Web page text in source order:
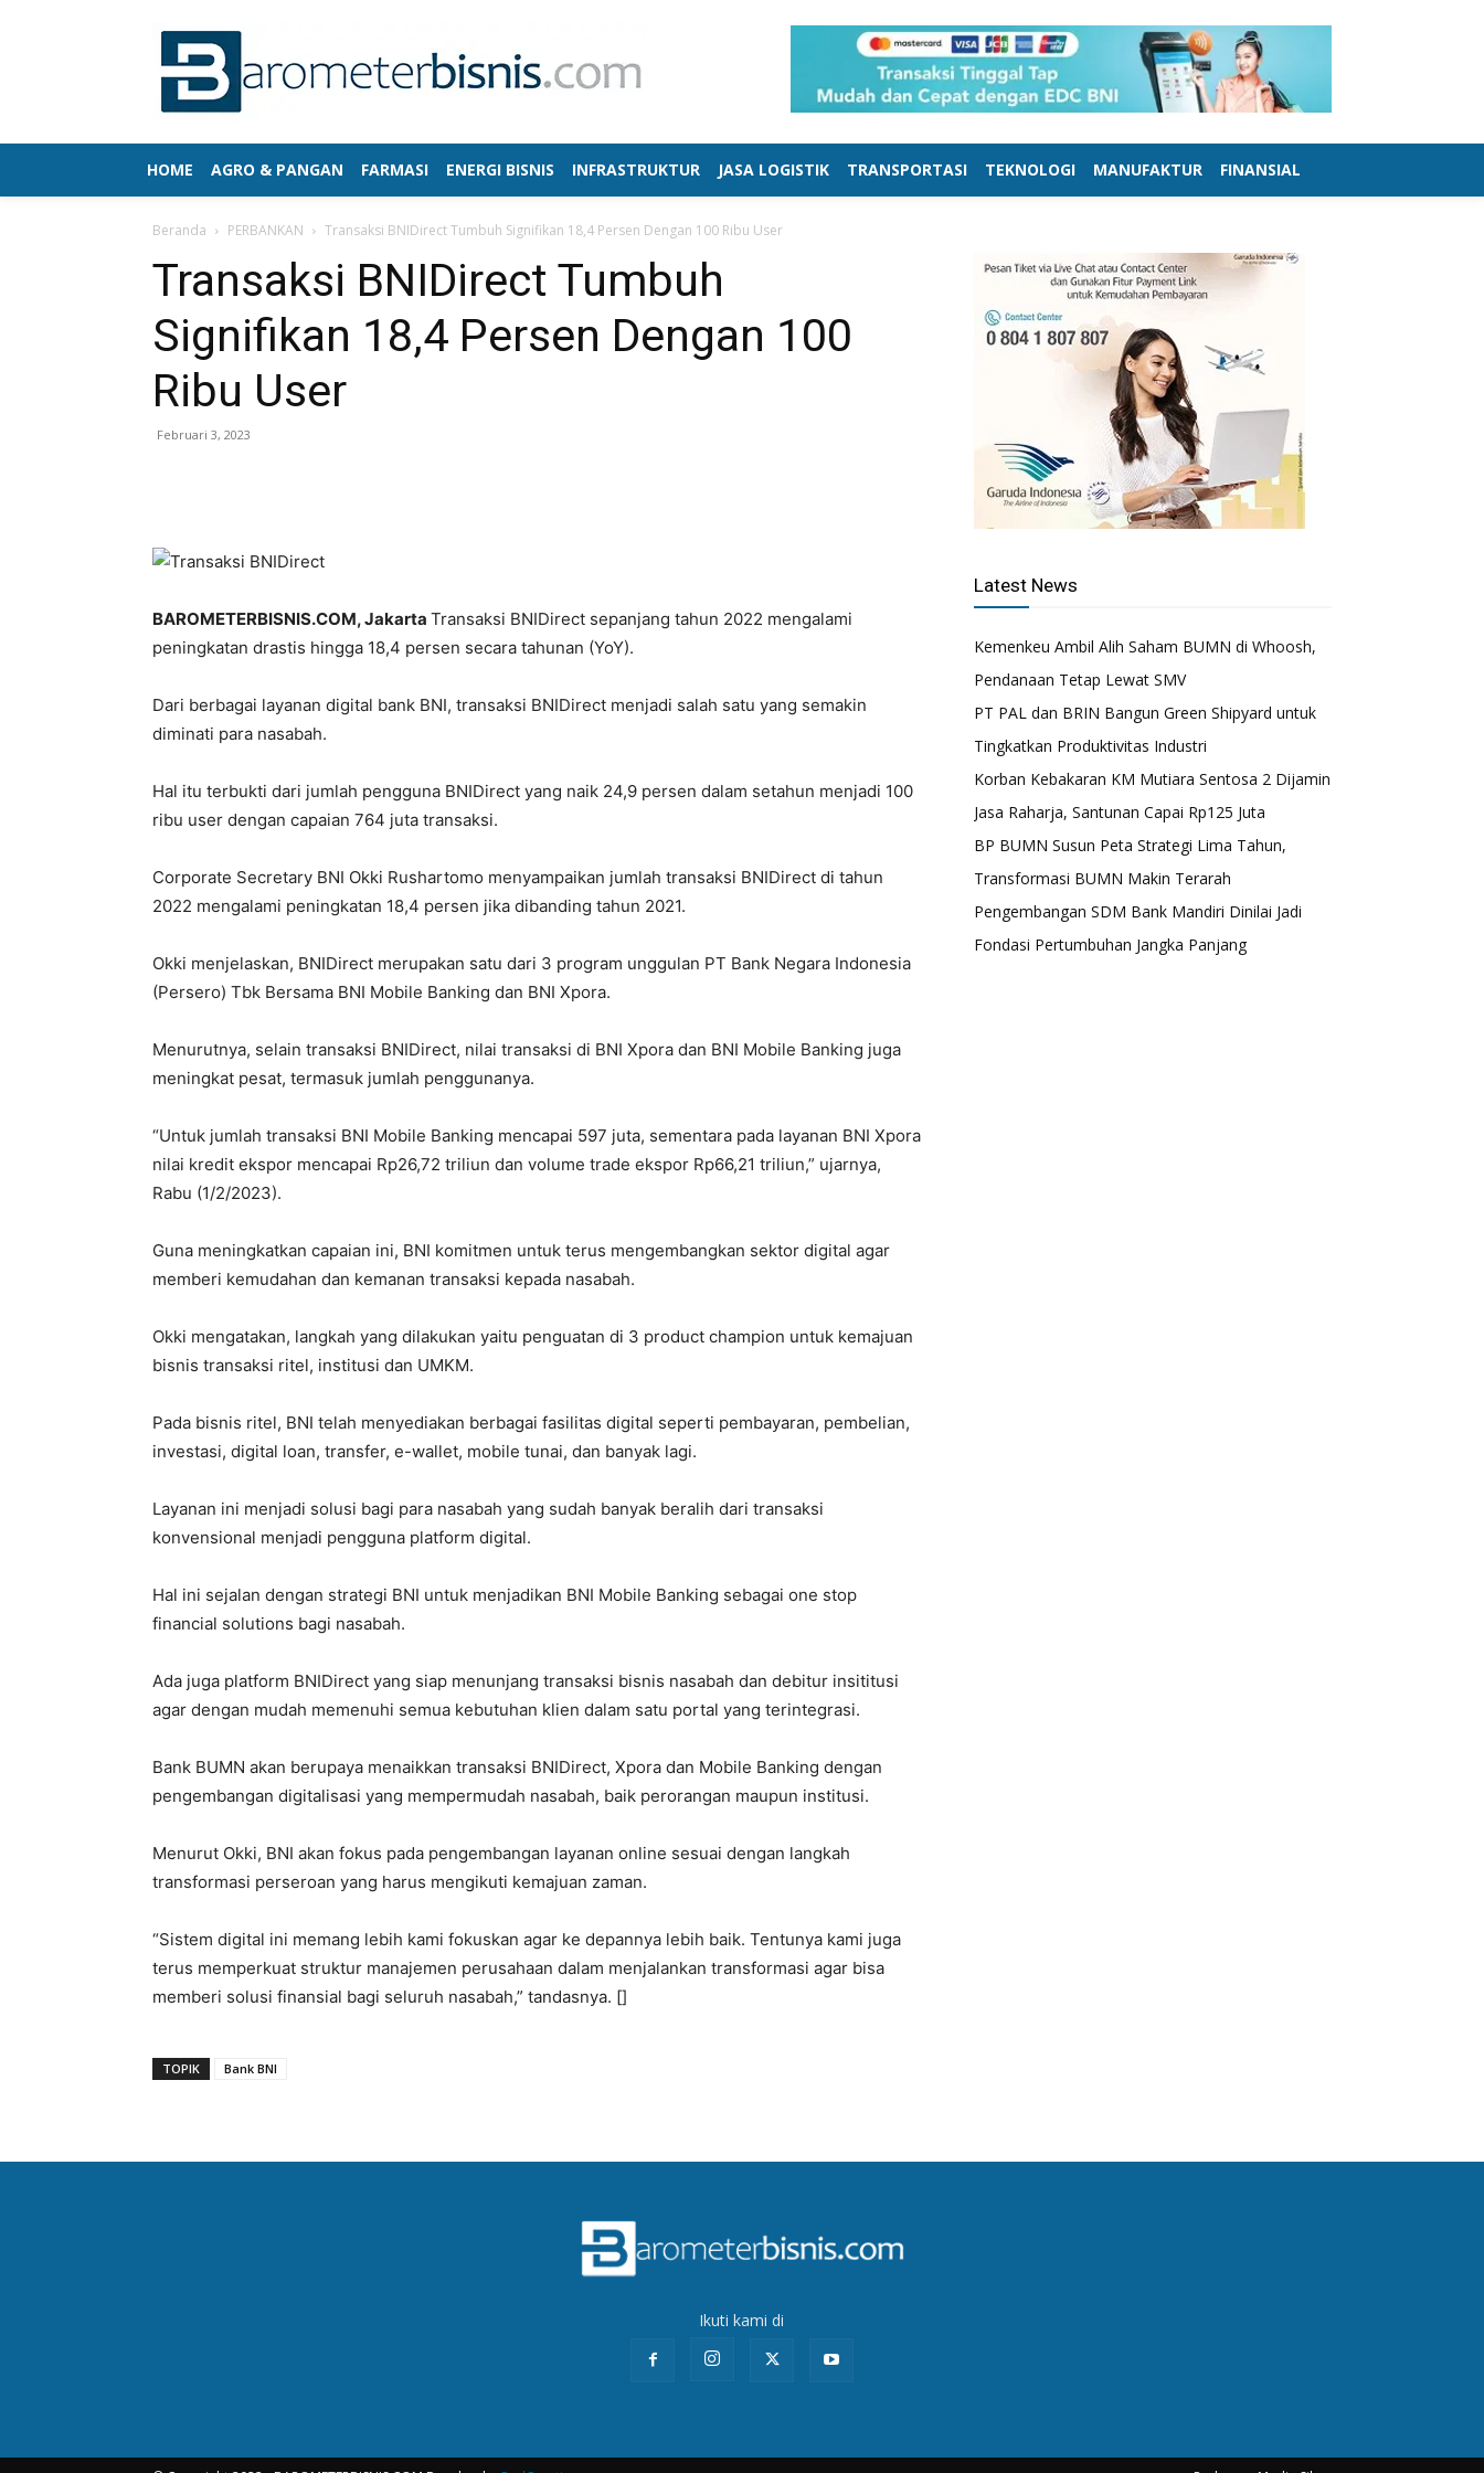
HOME AGRO & PANGAN FARMASI ENERGI BISNIS INFRASTRUKTUR JASA LOGISTIK TRANSPORTASI TEKNOLOGI MANUFAKTUR FINANSIAL
Beranda PERBANKAN Transaksi BNIDirect Tumbuh Signifikan 18,4 Persen Dengan 100 Ribu User
Transaksi BNIDirect Tumbuh
Signifikan 18,4 Persen Dengan 100
Ribu User
Februari 3, 2023
BAROMETERBISNIS.COM, Jakarta Transaksi BNIDirect sepanjang tahun 2022 mengalami
peningkatan drastis hingga 18,4 persen secara tahunan (YoY).
Dari berbagai layanan digital bank BNI, transaksi BNIDirect menjadi salah satu yang semakin
diminati para nasabah.
Hal itu terbukti dari jumlah pengguna BNIDirect yang naik 24,9 persen dalam setahun menjadi 100
ribu user dengan capaian 764 juta transaksi.
Corporate Secretary BNI Okki Rushartomo menyampaikan jumlah transaksi BNIDirect di tahun
2022 mengalami peningkatan 18,4 persen jika dibanding tahun 2021.
Okki menjelaskan, BNIDirect merupakan satu dari 3 program unggulan PT Bank Negara Indonesia
(Persero) Tbk Bersama BNI Mobile Banking dan BNI Xpora.
Menurutnya, selain transaksi BNIDirect, nilai transaksi di BNI Xpora dan BNI Mobile Banking juga
meningkat pesat, termasuk jumlah penggunanya.
“Untuk jumlah transaksi BNI Mobile Banking mencapai 597 juta, sementara pada layanan BNI Xpora
nilai kredit ekspor mencapai Rp26,72 triliun dan volume trade ekspor Rp66,21 triliun,” ujarnya,
Rabu (1/2/2023).
Guna meningkatkan capaian ini, BNI komitmen untuk terus mengembangkan sektor digital agar
memberi kemudahan dan kemanan transaksi kepada nasabah.
Okki mengatakan, langkah yang dilakukan yaitu penguatan di 3 product champion untuk kemajuan
bisnis transaksi ritel, institusi dan UMKM.
Pada bisnis ritel, BNI telah menyediakan berbagai fasilitas digital seperti pembayaran, pembelian,
investasi, digital loan, transfer, e-wallet, mobile tunai, dan banyak lagi.
Layanan ini menjadi solusi bagi para nasabah yang sudah banyak beralih dari transaksi
konvensional menjadi pengguna platform digital.
Hal ini sejalan dengan strategi BNI untuk menjadikan BNI Mobile Banking sebagai one stop
financial solutions bagi nasabah.
Ada juga platform BNIDirect yang siap menunjang transaksi bisnis nasabah dan debitur insititusi
agar dengan mudah memenuhi semua kebutuhan klien dalam satu portal yang terintegrasi.
Bank BUMN akan berupaya menaikkan transaksi BNIDirect, Xpora dan Mobile Banking dengan
pengembangan digitalisasi yang mempermudah nasabah, baik perorangan maupun institusi.
Menurut Okki, BNI akan fokus pada pengembangan layanan online sesuai dengan langkah
transformasi perseroan yang harus mengikuti kemajuan zaman.
“Sistem digital ini memang lebih kami fokuskan agar ke depannya lebih baik. Tentunya kami juga
terus memperkuat struktur manajemen perusahaan dalam menjalankan transformasi agar bisa
memberi solusi finansial bagi seluruh nasabah,” tandasnya. []
TOPIK Bank BNI
Latest News
Kemenkeu Ambil Alih Saham BUMN di Whoosh,
Pendanaan Tetap Lewat SMV
PT PAL dan BRIN Bangun Green Shipyard untuk
Tingkatkan Produktivitas Industri
Korban Kebakaran KM Mutiara Sentosa 2 Dijamin
Jasa Raharja, Santunan Capai Rp125 Juta
BP BUMN Susun Peta Strategi Lima Tahun,
Transformasi BUMN Makin Terarah
Pengembangan SDM Bank Mandiri Dinilai Jadi
Fondasi Pertumbuhan Jangka Panjang
Ikuti kami di